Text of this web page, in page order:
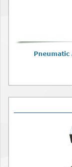
Pneumatic